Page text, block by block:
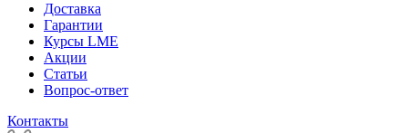
Доставка
Гарантии
Курсы LME
Акции
Статьи
Вопрос-ответ
Контакты